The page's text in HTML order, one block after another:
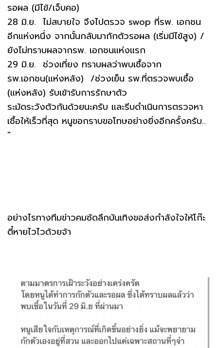
รอผล (มีไข้/เจ็บคอ)
28 มิ.ย. ไม่สบายใจ จึงไปตรวจ swop ที่รพ. เอกชน
อีกแห่งหนึ่ง จากนั้นกลับมากักตัวรอผล (เริ่มมีไข้สูง) /
ยังไม่ทราบผลจากรพ. เอกชนแห่งแรก
29 มิ.ย. ช่วงเที่ยง ทราบผลว่าพบเชื้อจาก
รพ.เอกชน(แห่งหลัง) /ช่วงเย็น รพ.ที่ตรวจพบเชื้อ
(แห่งหลัง) รับเข้ารับการรักษาตัว
ระมัดระวังตัวกันด้วยนะครับ และรีบดำเนินการตรวจหา
เชื้อให้เร็วที่สุด หนูขอกราบขอโทษอย่างยิ่งอีกครั้งครับ..
"
อย่างไรทางทีมข่าวคมชัดลึกบันเทิงขอส่งกำลังใจให้โก๊ะ
ตี๋หายไวไวด้วยจ้า